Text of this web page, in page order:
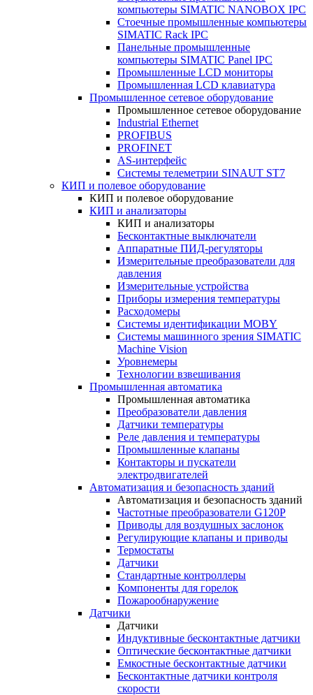
компьютеры SIMATIC NANOBOX IPC
Стоечные промышленные компьютеры
SIMATIC Rack IPC
Панельные промышленные
компьютеры SIMATIC Panel IPC
Промышленные LCD мониторы
Промышленная LCD клавиатура
Промышленное сетевое оборудование
Промышленное сетевое оборудование
Industrial Ethernet
PROFIBUS
PROFINET
AS-интерфейс
Системы телеметрии SINAUT ST7
КИП и полевое оборудование
КИП и полевое оборудование
КИП и анализаторы
КИП и анализаторы
Бесконтактные выключатели
Аппаратные ПИД-регуляторы
Измерительные преобразователи для
давления
Измерительные устройства
Приборы измерения температуры
Расходомеры
Системы идентификации MOBY
Системы машинного зрения SIMATIC
Machine Vision
Уровнемеры
Технологии взвешивания
Промышленная автоматика
Промышленная автоматика
Преобразователи давления
Датчики температуры
Реле давления и температуры
Промышленные клапаны
Контакторы и пускатели
электродвигателей
Автоматизация и безопасность зданий
Автоматизация и безопасность зданий
Частотные преобразователи G120P
Приводы для воздушных заслонок
Регулирующие клапаны и приводы
Термостаты
Датчики
Стандартные контроллеры
Компоненты для горелок
Пожарообнаружение
Датчики
Датчики
Индуктивные бесконтактные датчики
Оптические бесконтактные датчики
Емкостные бесконтактные датчики
Бесконтактные датчики контроля
скорости